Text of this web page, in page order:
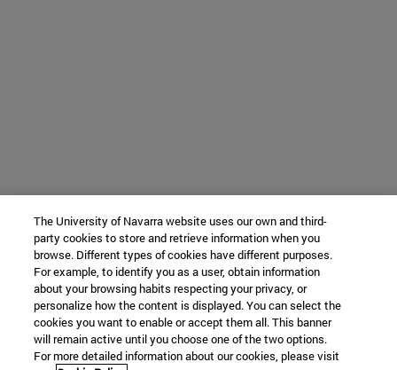
The University of Navarra website uses our own and third-
party cookies to store and retrieve information when you
browse. Different types of cookies have different purposes.
For example, to identify you as a user, obtain information
about your browsing habits respecting your privacy, or
personalize how the content is displayed. You can select the
cookies you want to enable or accept them all. This banner
will remain active until you choose one of the two options.
For more detailed information about our cookies, please visit